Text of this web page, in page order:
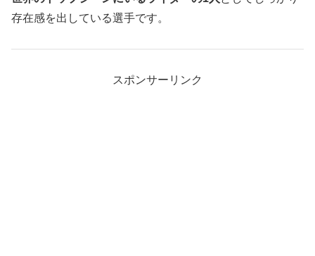
存在感を出している選手です。
スポンサーリンク